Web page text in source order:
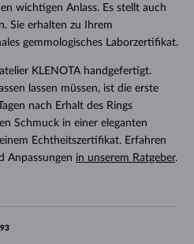
wichtigen Anlass. Es stellt auch
Sie erhalten zu Ihrem
gemmologisches Laborzertifikat.
KLENOTA handgefertigt.
lassen müssen, ist die erste
nach Erhalt des Rings
Schmuck in einer eleganten
Echtheitszertifikat. Erfahren
Anpassungen in unserem Ratgeber.